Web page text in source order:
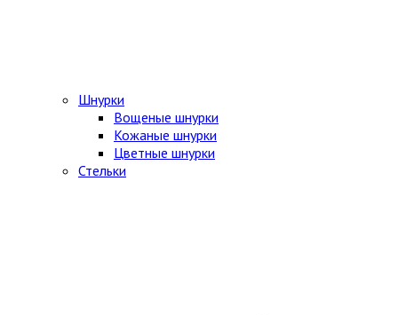
Шнурки
Вощеные шнурки
Кожаные шнурки
Цветные шнурки
Стельки